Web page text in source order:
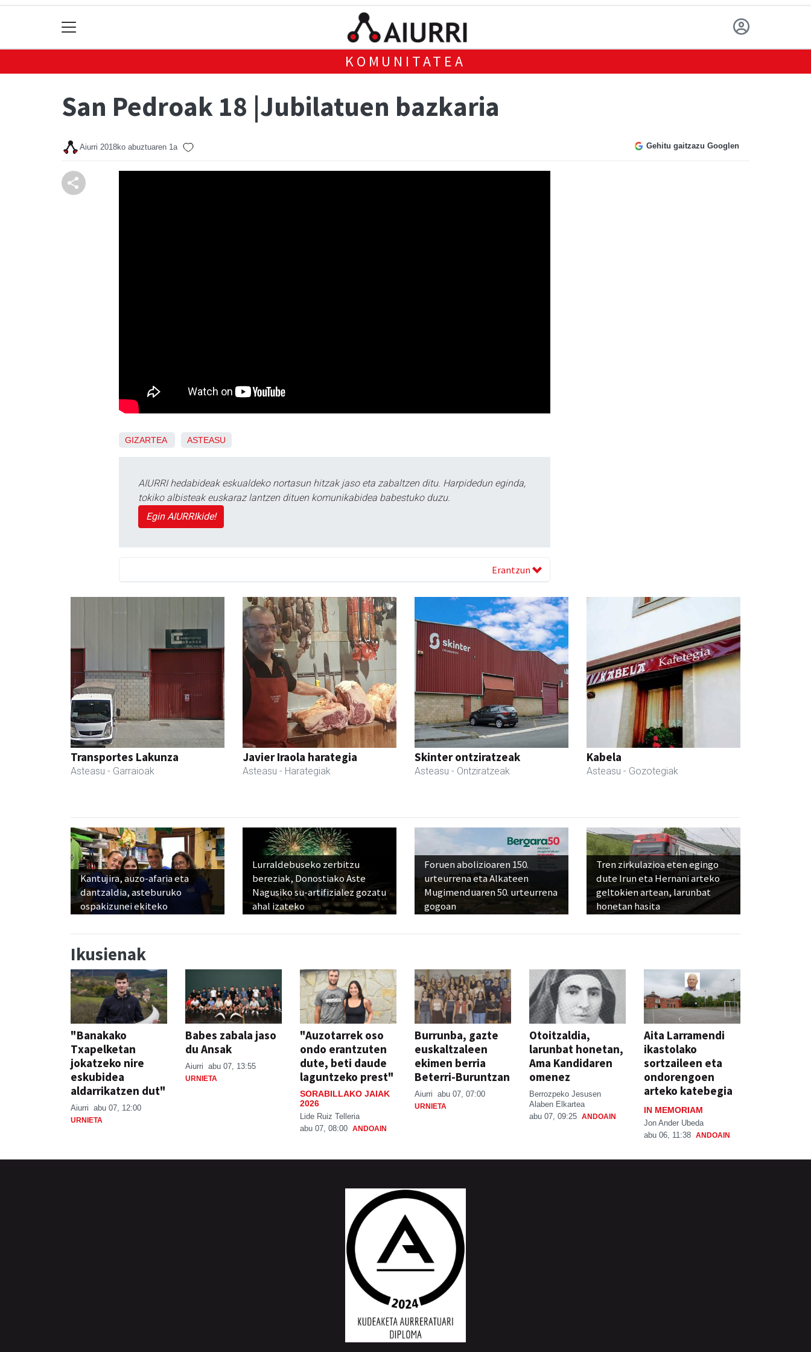
KOMUNITATEA
San Pedroak 18 |Jubilatuen bazkaria
Aiurri 2018ko abuztuaren 1a Gehitu gaitzazu Googlen
GIZARTEA ASTEASU
AIURRI hedabideak eskualdeko nortasun hitzak jaso eta zabaltzen ditu. Harpidedun eginda,
tokiko albisteak euskaraz lantzen dituen komunikabidea babestuko duzu.
Egin AIURRIkide!
Erantzun
Transportes Lakunza
Asteasu - Garraioak
Javier Iraola harategia
Asteasu - Harategiak
Skinter ontziratzeak
Asteasu - Ontziratzeak
Kabela
Asteasu - Gozotegiak
Kantujira, auzo-afaria eta
dantzaldia, asteburuko
ospakizunei ekiteko
Lurraldebuseko zerbitzu
bereziak, Donostiako Aste
Nagusiko su-artifizialez gozatu
ahal izateko
Foruen abolizioaren 150.
urteurrena eta Alkateen
Mugimenduaren 50. urteurrena
gogoan
Tren zirkulazioa eten egingo
dute Irun eta Hernani arteko
geltokien artean, larunbat
honetan hasita
Ikusienak
"Banakako
Txapelketan
jokatzeko nire
eskubidea
aldarrikatzen dut"
Aiurri abu 07, 12:00
URNIETA
Babes zabala jaso
du Ansak
Aiurri abu 07, 13:55
URNIETA
"Auzotarrek oso
ondo erantzuten
dute, beti daude
laguntzeko prest"
SORABILLAKO JAIAK
2026
Lide Ruiz Telleria
abu 07, 08:00 ANDOAIN
Burrunba, gazte
euskaltzaleen
ekimen berria
Beterri-Buruntzan
Aiurri abu 07, 07:00
URNIETA
Otoitzaldia,
larunbat honetan,
Ama Kandidaren
omenez
Berrozpeko Jesusen
Alaben Elkartea
abu 07, 09:25 ANDOAIN
Aita Larramendi
ikastolako
sortzaileen eta
ondorengoen
arteko katebegia
IN MEMORIAM
Jon Ander Ubeda
abu 06, 11:38 ANDOAIN